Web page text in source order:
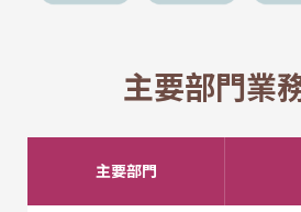
主要部門業
主要部門